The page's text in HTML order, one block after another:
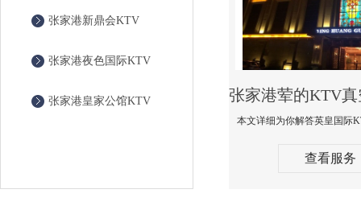
张家港新鼎会KTV
张家港夜色国际KTV
张家港皇家公馆KTV
查看服务